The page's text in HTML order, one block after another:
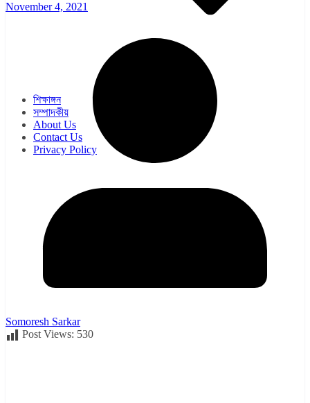
শিক্ষাঙ্গন
সম্পাদকীয়
About Us
Contact Us
Privacy Policy
November 4, 2021
Somoresh Sarkar
Post Views: 530